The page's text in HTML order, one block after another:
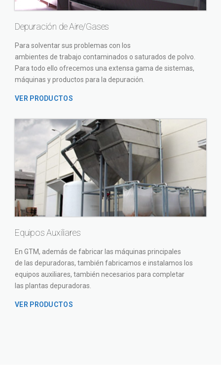
Depuración de Aire/Gases
Para solventar sus problemas con los
ambientes de trabajo contaminados o saturados de polvo.
Para todo ello ofrecemos una extensa gama de sistemas,
máquinas y productos para la depuración.
VER PRODUCTOS
Equipos Auxiliares
En GTM, además de fabricar las máquinas principales
de las depuradoras, también fabricamos e instalamos los
equipos auxiliares, también necesarios para completar
las plantas depuradoras.
VER PRODUCTOS